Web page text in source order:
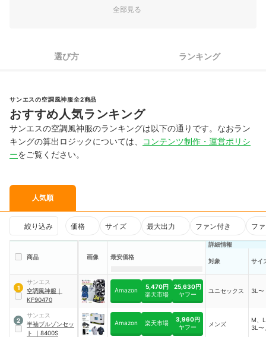
全部見る
選び方 ランキング
サンエスの空調風神服全2商品
おすすめ人気ランキング
サンエスの空調風神服のランキングは以下の通りです。なおラン
キングの算出ロジックについては、
コンテンツ制作・運営ポリシ
ーをご覧ください。
人気順
絞り込み 価格 サイズ 最大出力 ファン付き フ
商品 画像 最安価格
詳細情報
対象 サイ
1
サンエス
空調風神服 ｜
KF90470
Amazon
5,470円
楽天市場
25,630円
ヤフー
ユニセックス 3L〜
2
サンエス
半袖ブルゾンセッ
ト
｜ 8400S
Amazon 楽天市場
3,960円
ヤフー
メンズ
M、
3L〜